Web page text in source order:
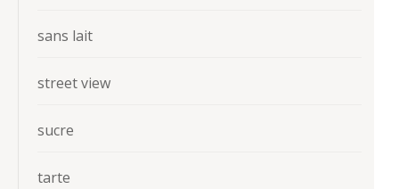
sans lait
street view
sucre
tarte